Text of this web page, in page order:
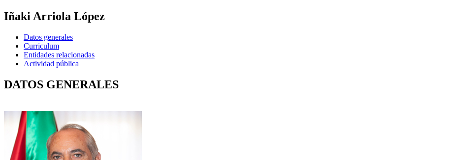
Iñaki Arriola López
Datos generales
Curriculum
Entidades relacionadas
Actividad pública
DATOS GENERALES